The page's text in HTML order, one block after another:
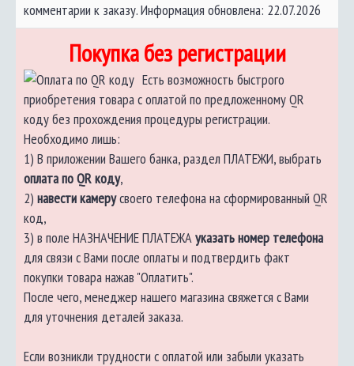
комментарии к заказу. Информация обновлена: 22.07.2026
Покупка без регистрации
Есть возможность быстрого
приобретения товара с оплатой по предложенному QR
коду без прохождения процедуры регистрации.
Необходимо лишь:
1) В приложении Вашего банка, раздел ПЛАТЕЖИ, выбрать
оплата по QR коду,
2) навести камерусвоего телефона на сформированный QR
код,
3) в поле НАЗНАЧЕНИЕ ПЛАТЕЖАуказать номер телефона
для связи с Вами после оплаты и подтвердить факт
покупки товара нажав "Оплатить".
После чего, менеджер нашего магазина свяжется с Вами
для уточнения деталей заказа.
Если возникли трудности с оплатой или забыли указать